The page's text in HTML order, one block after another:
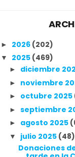
► 2026 (202)
▼ 2025 (469)
► diciembre
► noviembre
► octubre 2025
► septiembre
► agosto 2025
▼ julio 2025 (48)
Donaciones